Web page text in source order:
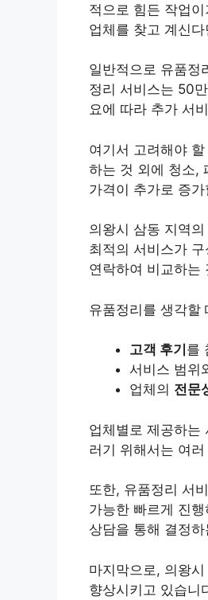
적으로 힘든 작업
업체를 찾고 계신
일반적으로 유품정
정리 서비스는 50
요에 따라 추가 서
여기서 고려해야
하는 것 외에 청소,
가격이 추가로 증
의왕시 삼동 지역
최적의 서비스가
연락하여 비교하는
유품정리를 생각할
고객 후기 를
서비스 범위
업체의 전문
업체별로 제공하는
러기 위해서는 여
또한, 유품정리 서
가능한 빠르게 진
상담을 통해 결정
마지막으로, 의왕
향상시키고 있습니